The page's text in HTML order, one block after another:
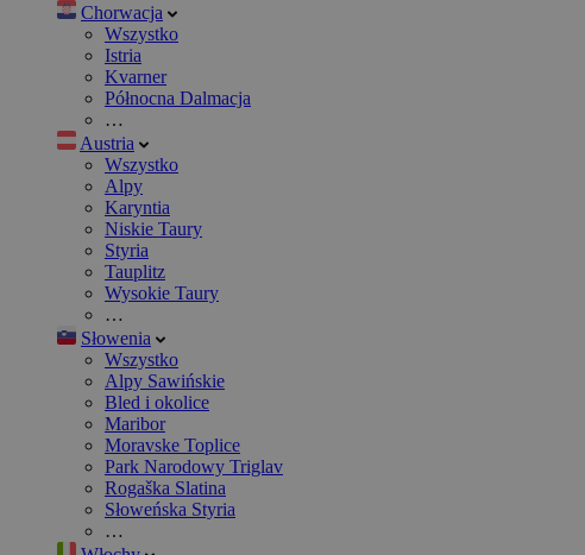
Chorwacja
Wszystko
Istria
Kvarner
Północna Dalmacja
…
Austria
Wszystko
Alpy
Karyntia
Niskie Taury
Styria
Tauplitz
Wysokie Taury
…
Słowenia
Wszystko
Alpy Sawińskie
Bled i okolice
Maribor
Moravske Toplice
Park Narodowy Triglav
Rogaška Slatina
Słoweńska Styria
…